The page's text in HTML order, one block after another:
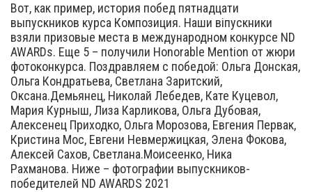
Вот, как пример, история побед пятнадцати
выпускников курса Композиция. Наши віпускники
взяли призовые места в международном конкурсе ND
AWARDs. Еще 5 – получили Honorable Mention от жюри
фотоконкурса. Поздравляем с победой: Ольга Донская,
Ольга Кондратьева, Светлана Заритский,
Оксана.Демьянец, Николай Лебедев, Кате Куцевол,
Мария Курныш, Лиза Карликова, Ольга Дубовая,
Алексенец Приходко, Ольга Морозова, Евгения Первак,
Кристина Мос, Евгени Невмержицкая, Элена Фокова,
Алексей Сахов, Светлана.Моисеенко, Ника
Рахманова. Ниже – фотографии выпускников-
победителей ND AWARDS 2021